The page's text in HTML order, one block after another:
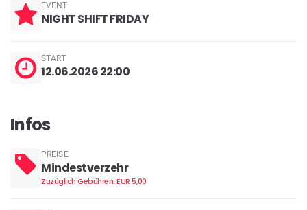
EVENT
NIGHT SHIFT FRIDAY
START
12.06.2026 22:00
Infos
PREISE
Mindestverzehr
Zuzüglich Gebühren: EUR 5,00